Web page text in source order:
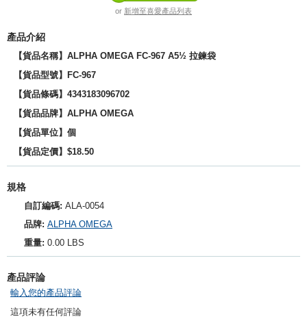
or 新增至喜愛產品列表
產品介紹
【貨品名稱】ALPHA OMEGA FC-967 A5½ 拉鍊袋
【貨品型號】FC-967
【貨品條碼】4343183096702
【貨品品牌】 ALPHA OMEGA
【貨品單位】個
【貨品定價】$18.50
規格
自訂編碼: ALA-0054
品牌: ALPHA OMEGA
重量: 0.00 LBS
產品評論
輸入您的產品評論
這項未有任何評論